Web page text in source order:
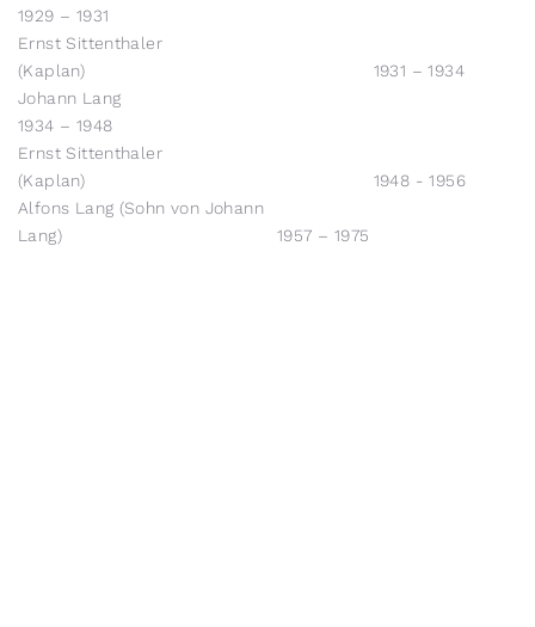
1929 – 1931
Ernst Sittenthaler
(Kaplan) 1931 – 1934
Johann Lang
1934 – 1948
Ernst Sittenthaler
(Kaplan) 1948 - 1956
Alfons Lang (Sohn von Johann
Lang) 1957 – 1975